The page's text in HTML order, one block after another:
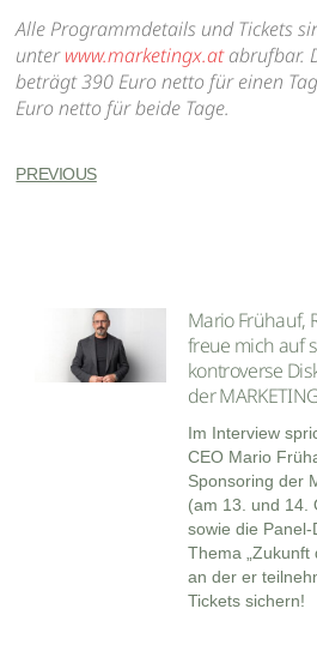
Alle Programmdetails und Tickets
unterwww.marketingx.atabrufbar.
beträgt 390 Euro netto für einen
Euro netto für beide Tage.
PREVIOUS
Mario Frühauf,
freue mich auf
kontroverse
der
Im Interview
CEO Mario
Sponsoring der
(am 13. und 14.
sowie die
Thema „Zukunft
an der er
Tickets sichern!